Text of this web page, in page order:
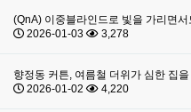
(QnA) 이중블라인드로 빛을 가리면
2026-01-03
3,278
향정동 커튼, 여름철 더위가 심한 집
2026-01-02
4,220